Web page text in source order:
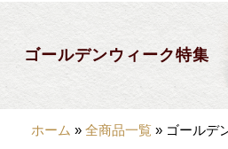
ゴールデンウィーク特集
製薬会社様向け
観光・行楽
ホーム »全商品一覧 » ゴールデ